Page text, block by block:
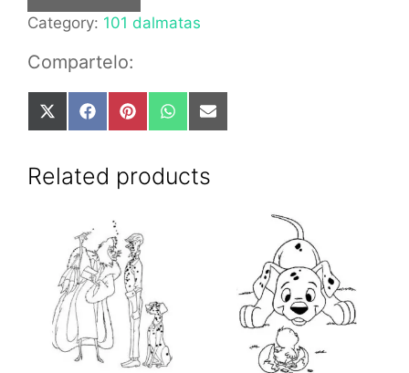
Category: 101 dalmatas
Compartelo:
Share
on
(Twitter)
Share
on
Share
on
Share
on
Share
on
Related products